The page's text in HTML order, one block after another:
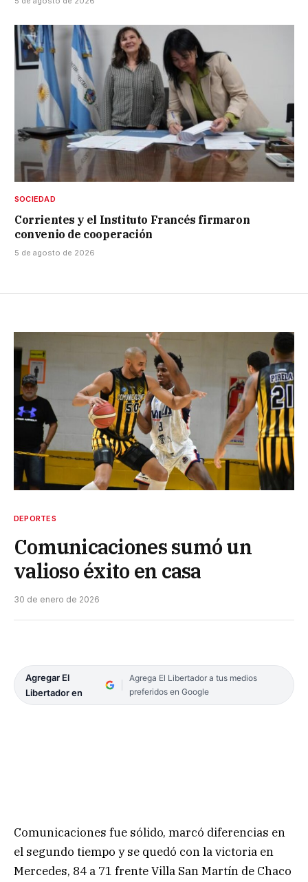
SOCIEDAD
Corrientes y el Instituto Francés firmaron
convenio de cooperación
5 de agosto de 2026
DEPORTES
Comunicaciones sumó un
valioso éxito en casa
30 de enero de 2026
Agregar El
Libertador en
Agrega El Libertador a tus medios
preferidos en Google
Comunicaciones fue sólido, marcó diferencias en
el segundo tiempo y se quedó con la victoria en
Mercedes, 84 a 71 frente Villa San Martín de Chaco